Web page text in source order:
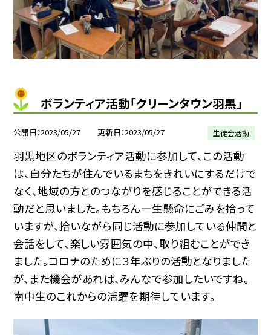
ボランティア活動「クリーンタウン羽黒」
公開日 2023/05/27 更新日 2023/05/27 生徒会活動
羽黒地区のボランティア活動に参加して、この活動
は、自分たちが住んでいるまちをきれいにするだけで
なく、地域の方とのつながりを感じることができる活
動だと思いました。もちろん一生懸命にごみを拾って
いますが、拾いながら同じ活動に参加している仲間と
会話をして、楽しい雰囲気の中、取り組むことができ
ました。コロナのために３年ぶりの活動となりました
が、また機会があれば、みんなで参加したいですね。
南中生のこれからの活躍を期待しています。